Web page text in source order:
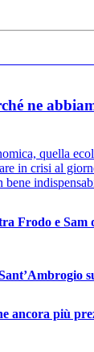
ne
quella
in crisi al
bene
Frodo e Sam
ancora più